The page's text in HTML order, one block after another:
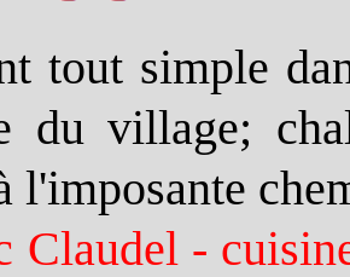
tout simple
du village;
l'imposante
Claudel -